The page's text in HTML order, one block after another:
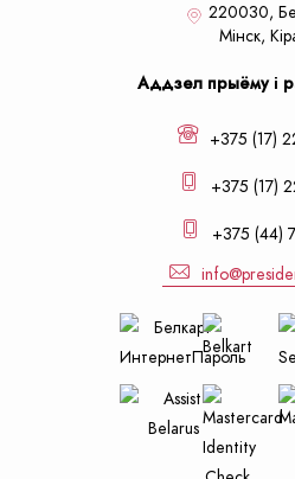
220030,
Мiнск,
Аддзел прыёму і
+375 (17)
+375 (17)
+375 (44)